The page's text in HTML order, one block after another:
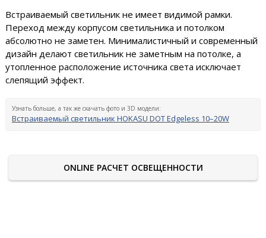
Встраиваемый светильник не имеет видимой рамки.
Переход между корпусом светильника и потолком
абсолютно не заметен. Минималистичный и современный
дизайн делают светильник не заметным на потолке, а
утопленное расположение источника света исключает
слепящий эффект.
Узнать больше, а так же скачать фото и 3D модели:
Встраиваемый светильник HOKASU DOT Edgeless 10–20W
ONLINE РАСЧЕТ ОСВЕЩЕННОСТИ